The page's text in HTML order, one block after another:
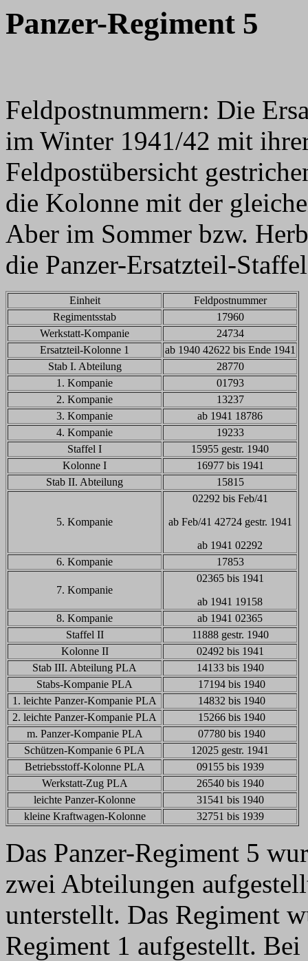
Panzer-Regiment 5
Feldpostnummern: Die
im Winter 1941/42 mit
Feldpostübersicht
die Kolonne mit der
Aber im Sommer bzw.
die Panzer-Ersatzteil-
Einheit
Feldpostnummer
Regimentsstab
17960
Werkstatt-Kompanie
24734
Ersatzteil-Kolonne 1
ab 1940 42622 bis Ende 1941
Stab I. Abteilung
28770
1. Kompanie
01793
2. Kompanie
13237
3. Kompanie
ab 1941 18786
4. Kompanie
19233
Staffel I
15955 gestr. 1940
Kolonne I
16977 bis 1941
Stab II. Abteilung
15815
5. Kompanie
02292 bis Feb/41
ab Feb/41 42724 gestr. 1941
ab 1941 02292
6. Kompanie
17853
7. Kompanie
02365 bis 1941
ab 1941 19158
8. Kompanie
ab 1941 02365
Staffel II
11888 gestr. 1940
Kolonne II
02492 bis 1941
Stab III. Abteilung PLA
14133 bis 1940
Stabs-Kompanie PLA
17194 bis 1940
1. leichte Panzer-Kompanie PLA
14832 bis 1940
2. leichte Panzer-Kompanie PLA
15266 bis 1940
m. Panzer-Kompanie PLA
07780 bis 1940
Schützen-Kompanie 6 PLA
12025 gestr. 1941
Betriebsstoff-Kolonne PLA
09155 bis 1939
Werkstatt-Zug PLA
26540 bis 1940
leichte Panzer-Kolonne
31541 bis 1940
kleine Kraftwagen-Kolonne
32751 bis 1939
Das Panzer-Regiment 5
zwei Abteilungen
unterstellt. Das Regiment
Regiment 1 aufgestellt.